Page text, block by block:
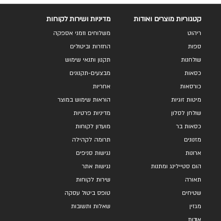
קטגוריות מוצרים ואודות
ריהוט
ספות
שולחנות
כסאות
כורסאות
מיטות זוגיות
שולחן לסלון
כסאות בר
מזנונים
ארונות
הום סטיילינג ומתנות
תאורה
שטיחים
מגזין
מדיניות ושירות לקוחות
משלוחים וזמני אספקה
החזרות וביטולים
תקנון ותנאי שימוש
מבצעים-תקנונים
אחריות
הוראות שימוש במוצר
מדיניות פרטיות
מועדון לקוחות
תרומה לקהילה
נגישות סניפים
נגישות אתר
שירות לקוחות
טופס ביטול עסקה
שאלות ותשובות